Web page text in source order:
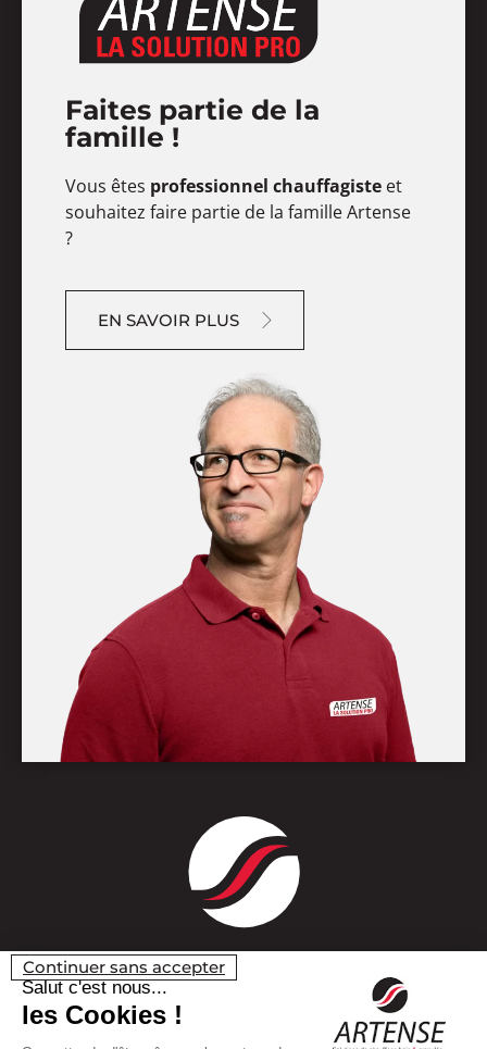
Faites partie de la
famille !
Vous êtes professionnel chauffagiste et
souhaitez faire partie de la famille Artense
?
EN SAVOIR PLUS
Continuer sans accepter
Salut c'est nous...
les Cookies !